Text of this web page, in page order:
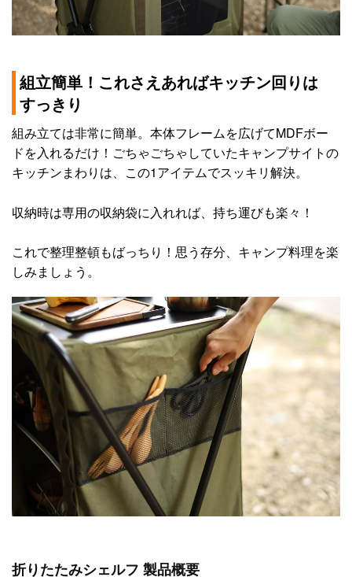
組立簡単！これさえあればキッチン回りは
すっきり
組み立ては非常に簡単。本体フレームを広げてMDFボー
ドを入れるだけ！ごちゃごちゃしていたキャンプサイトの
キッチンまわりは、この1アイテムでスッキリ解決。
収納時は専用の収納袋に入れれば、持ち運びも楽々！
これで整理整頓もばっちり！思う存分、キャンプ料理を楽
しみましょう。
折りたたみシェルフ 製品概要